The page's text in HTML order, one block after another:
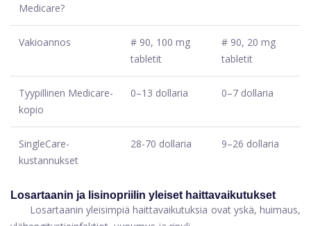
Medicare?
Vakioannos
# 90, 100 mg
tabletit
# 90, 20 mg
tabletit
Tyypillinen Medicare-
kopio
0–13 dollaria 0–7 dollaria
SingleCare-
kustannukset
28-70 dollaria 9–26 dollaria
Losartaanin ja lisinopriilin yleiset haittavaikutukset
Losartaanin yleisimpiä haittavaikutuksia ovat yskä, huimaus,